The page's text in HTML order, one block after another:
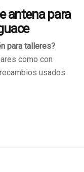
antena para
para talleres?
como con
usados